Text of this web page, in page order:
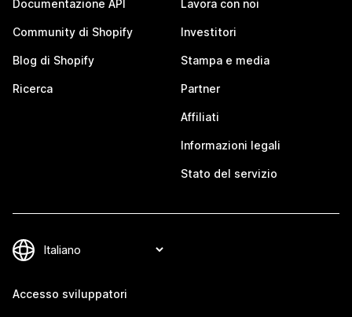
Documentazione API
Community di Shopify
Blog di Shopify
Ricerca
Lavora con noi
Investitori
Stampa e media
Partner
Affiliati
Informazioni legali
Stato del servizio
Accesso sviluppatori